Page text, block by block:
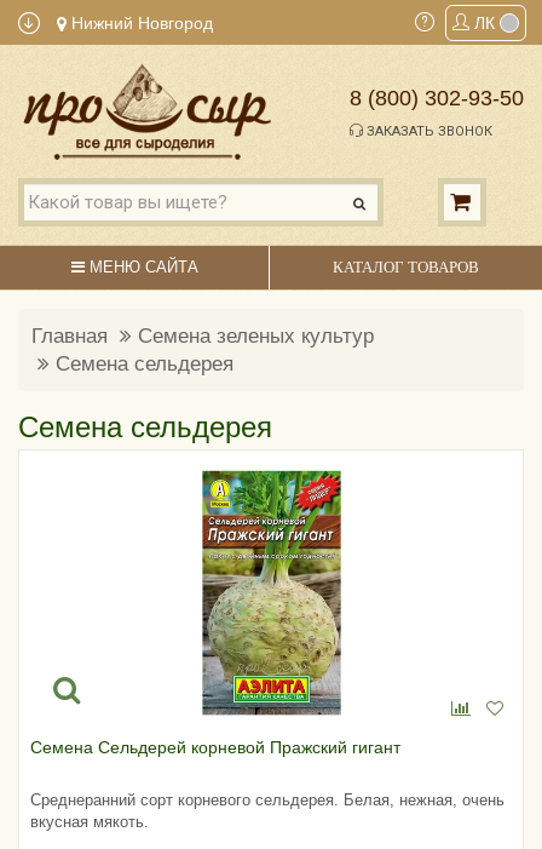
Нижний Новгород ЛК
8 (800) 302-93-50
ЗАКАЗАТЬ ЗВОНОК
МЕНЮ САЙТА КАТАЛОГ ТОВАРОВ
Главная
Семена зеленых культур
Семена сельдерея
Семена сельдерея
Семена Сельдерей корневой Пражский гигант
Среднеранний сорт корневого сельдерея. Белая, нежная, очень
вкусная мякоть.